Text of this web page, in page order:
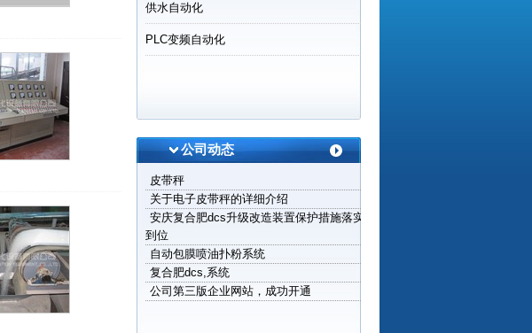
供水自动化
PLC变频自动化
公司动态
皮带秤
关于电子皮带秤的详细介绍
安庆复合肥dcs升级改造装置保护措施落实
到位
自动包膜喷油扑粉系统
复合肥dcs,系统
公司第三版企业网站，成功开通